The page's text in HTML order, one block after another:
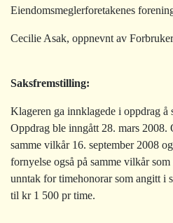
Eiendomsmeglerforetakenes
Cecilie Asak, oppnevnt av
Saksfremstilling:
Klageren ga innklagede i oppdrag å
Oppdrag ble inngått 28. mars 2008.
samme vilkår 16. september 2008
fornyelse også på samme vilkår
unntak for timehonorar som angitt i
til kr 1 500 pr time.